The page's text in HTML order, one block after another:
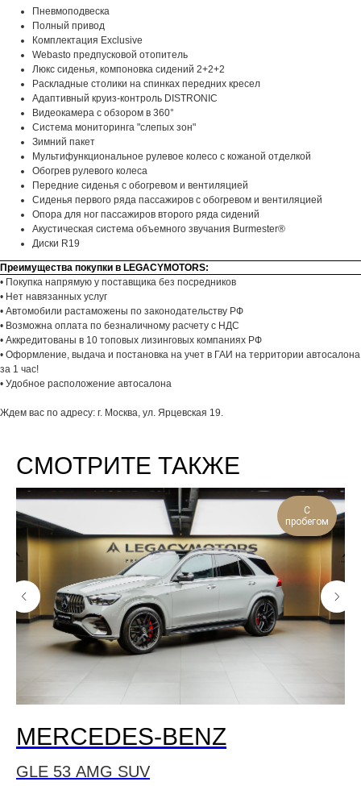
Пневмоподвеска
Полный привод
Комплектация Exclusive
Webasto предпусковой отопитель
Люкс сиденья, компоновка сидений 2+2+2
Раскладные столики на спинках передних кресел
Адаптивный круиз-контроль DISTRONIC
Видеокамера с обзором в 360°
Система мониторинга "слепых зон"
Зимний пакет
Мультифункциональное рулевое колесо с кожаной отделкой
Обогрев рулевого колеса
Передние сиденья с обогревом и вентиляцией
Сиденья первого ряда пассажиров с обогревом и вентиляцией
Опора для ног пассажиров второго ряда сидений
Акустическая система объемного звучания Burmester®
Диски R19
Преимущества покупки в LEGACYMOTORS:
• Покупка напрямую у поставщика без посредников
• Нет навязанных услуг
• Автомобили растаможены по законодательству РФ
• Возможна оплата по безналичному расчету с НДС
• Аккредитованы в 10 топовых лизинговых компаниях РФ
• Оформление, выдача и постановка на учет в ГАИ на территории автосалона
за 1 час!
• Удобное расположение автосалона
Ждем вас по адресу: г. Москва, ул. Ярцевская 19.
СМОТРИТЕ ТАКЖЕ
С
пробегом
MERCEDES-BENZ
GLE 53 AMG SUV